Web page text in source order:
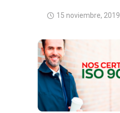
15 noviembre, 2019